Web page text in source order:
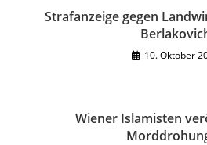
Strafanzeige gegen
10. Oktober
Wiener Islamisten